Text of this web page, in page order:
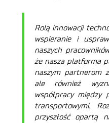
Rolą innowacji
wspieranie i
naszych
że nasza platforma
naszym partnerom
ale również
współpracy między
transportowymi.
przyszłość opartą